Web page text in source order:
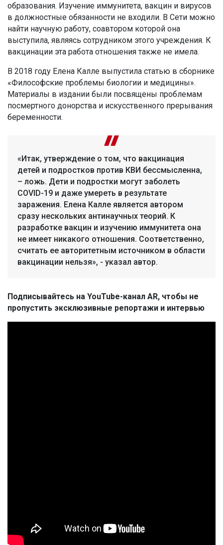
образования. Изучение иммунитета, вакцин и вирусов
в должностные обязанности не входили. В Сети можно
найти научную работу, соавтором которой она
выступила, являясь сотрудником этого учреждения. К
вакцинации эта работа отношения также не имела.
В 2018 году Елена Калле выпустила статью в сборнике
«Философские проблемы биологии и медицины».
Материалы в издании были посвящены проблемам
посмертного донорства и искусственного прерывания
беременности.
«Итак, утверждение о том, что вакцинация
детей и подростков против КВИ бессмысленна,
– ложь. Дети и подростки могут заболеть
COVID-19 и даже умереть в результате
заражения. Елена Калле является автором
сразу нескольких антинаучных теорий. К
разработке вакцин и изучению иммунитета она
не имеет никакого отношения. Соответственно,
считать ее авторитетным источником в области
вакцинации нельзя», - указал автор.
Подписывайтесь на YouTube-канал AR, чтобы не
пропустить эксклюзивные репортажи и интервью